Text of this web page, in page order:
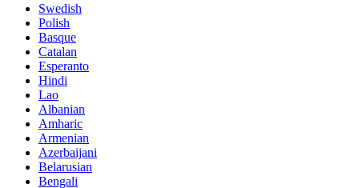
Swedish
Polish
Basque
Catalan
Esperanto
Hindi
Lao
Albanian
Amharic
Armenian
Azerbaijani
Belarusian
Bengali